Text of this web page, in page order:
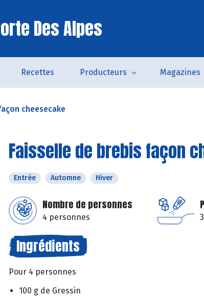
Des Alpes
Recettes Producteurs Magazines
cheesecake
Faisselle de brebis façon
Entrée Automne Hiver
Nombre de personnes
4 personnes
Ingrédients
Pour 4 personnes
100 g de Gressin